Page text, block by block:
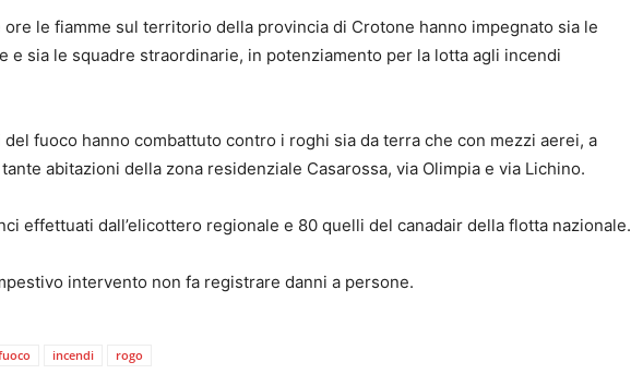
le fiamme sul territorio della provincia di Crotone hanno impegnato sia le
e sia le squadre straordinarie, in potenziamento per la lotta agli incendi
fuoco hanno combattuto contro i roghi sia da terra che con mezzi aerei, a
abitazioni della zona residenziale Casarossa, via Olimpia e via Lichino.
effettuati dall’elicottero regionale e 80 quelli del canadair della flotta nazionale.
intervento non fa registrare danni a persone.
incendi rogo